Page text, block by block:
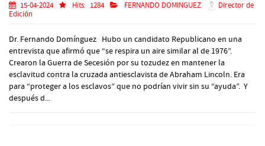
15-04-2024 Hits: 1284 FERNANDO DOMINGUEZ
Director de
Edición
Dr. Fernando Domínguez Hubo un candidato Republicano en una
entrevista que afirmó que “se respira un aire similar al de 1976”.
Crearon la Guerra de Secesión por su tozudez en mantener la
esclavitud contra la cruzada antiesclavista de Abraham Lincoln. Era
para “proteger a los esclavos” que no podrían vivir sin su “ayuda”. Y
después d...